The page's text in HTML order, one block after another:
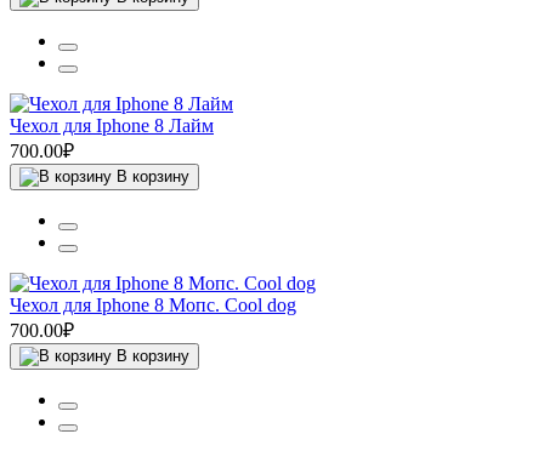
Чехол для Iphone 8 Лайм
700.00₽
В корзину
Чехол для Iphone 8 Мопс. Cool dog
700.00₽
В корзину